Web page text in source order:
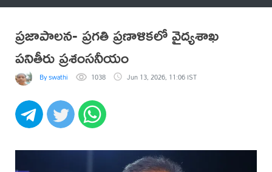
ప్రజాపాలన- ప్రగతి ప్రణాళికలో వైద్యశాఖ
పనితీరు ప్రశంసనీయం
By swathi 1038 Jun 13, 2026, 11:06 IST